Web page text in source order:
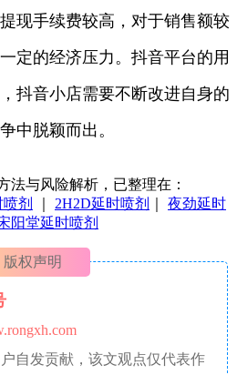
现手续费较高，对于销售额较
定的经济压力。抖音平台的用
抖音小店需要不断改进自身的
中脱颖而出。
法与风险解析，已整理在：
剂 2H2D延时喷剂
夜劲延时
阳堂延时喷剂
版权声明
自发贡献，该文观点仅代表作